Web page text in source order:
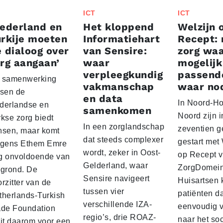
en
moeten
dialoog over
aangaan’
samenwerking
de
en
zorg biedt
maar komt
Ethem Emre
onvoldoende van
De
van de
Turkish
Foundation
ICT
Het kloppend
Informatiehart
van Sensire:
waar
verpleegkundig
vakmanschap
en data
samenkomen
In een zorglandschap
dat steeds complexer
wordt, zeker in Oost-
Gelderland, waar
Sensire navigeert
tussen vier
verschillende IZA-
regio’s, drie ROAZ-
ICT
Welzijn
Recept:
zorg
waar
In Noord-
Noord zijn
zeventien
gestart met
op Recept
Huisartsen
patiënten
eenvoudig
naar het